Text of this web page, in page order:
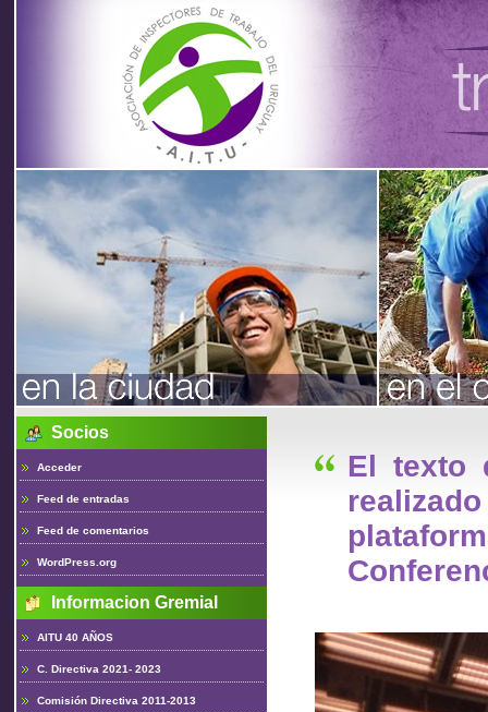
Asociación
de
Inspectores
de Trabajo
del UruguayEl texto
Socios
Acceder
Feed de entradas
Feed de comentarios
WordPress.org
Informacion Gremial
AITU 40 AÑOS
C. Directiva 2021- 2023
Comisión Directiva 2011-2013